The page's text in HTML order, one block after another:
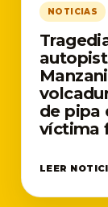
NOTICIAS
de pipa
víctima
LEER